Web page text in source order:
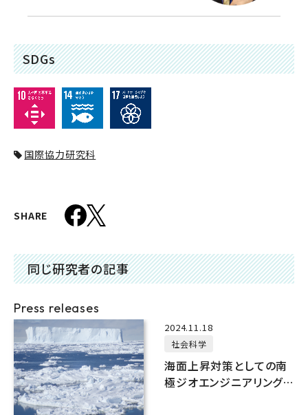
SDGs
国際協力研究科
SHARE
同じ研究者の記事
Press releases
2024.11.18
社会科学
海面上昇対策としての南
極ジオエンジニアリング：